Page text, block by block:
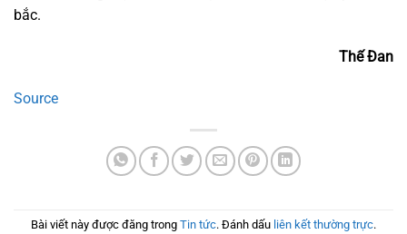
bắc.
Thế Đan
Source
Bài viết này được đăng trong Tin tức. Đánh dấu liên kết thường trực.